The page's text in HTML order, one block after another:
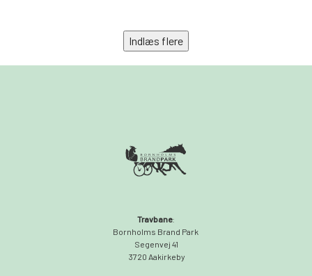
Indlæs flere
Travbane:
Bornholms Brand Park
Segenvej 41
3720 Aakirkeby